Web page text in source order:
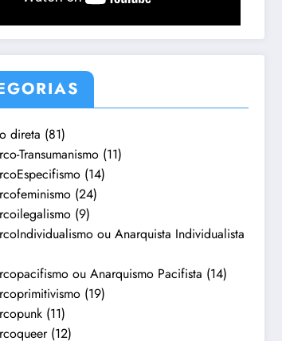
direta (81)
Transumanismo (11)
(14)
(24)
(9)
ou Anarquista Individualista
ou Anarquismo Pacifista (14)
(19)
(11)
(12)